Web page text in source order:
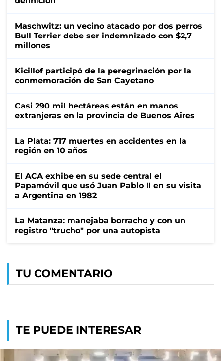
Maschwitz: un vecino atacado por dos perros
Bull Terrier debe ser indemnizado con $2,7
millones
Kicillof participó de la peregrinación por la
conmemoración de San Cayetano
Casi 290 mil hectáreas están en manos
extranjeras en la provincia de Buenos Aires
La Plata: 717 muertes en accidentes en la
región en 10 años
El ACA exhibe en su sede central el
Papamóvil que usó Juan Pablo II en su visita
a Argentina en 1982
La Matanza: manejaba borracho y con un
registro "trucho" por una autopista
TU COMENTARIO
TE PUEDE INTERESAR